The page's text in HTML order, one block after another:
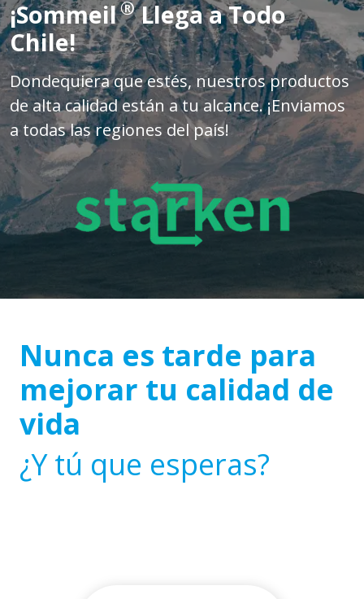
¡Sommeil®Llega a Todo
Chile!
Dondequiera que estés, nuestros productos
de alta calidad están a tu alcance. ¡Enviamos
a todas las regiones del país!
Nunca es tarde para
mejorar tu calidad de
vida
¿Y tú que esperas?